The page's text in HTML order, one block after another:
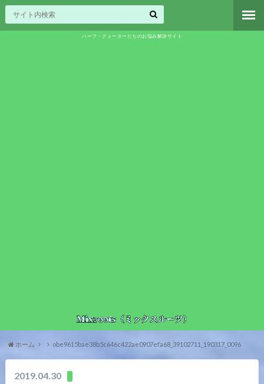
ハーフ・クォーターたちのお悩み解決サイト
ホーム obe9615bae38b5c646c422ae0907efa68_39102711_190317_0096
2019.04.30